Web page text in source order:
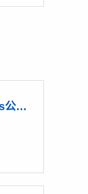
美国Micro Electronics公司 Soft-Strip® MS-4T-12S-16 单芯热剥钳